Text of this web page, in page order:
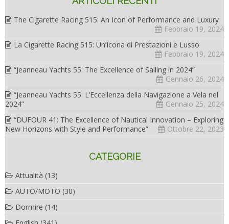
The Cigarette Racing 515: An Icon of Performance and Luxury
Febbraio 19, 2024
La Cigarette Racing 515: Un’Icona di Prestazioni e Lusso
Febbraio 19, 2024
“Jeanneau Yachts 55: The Excellence of Sailing in 2024”
Gennaio 26, 2024
“Jeanneau Yachts 55: L’Eccellenza della Navigazione a Vela nel
2024”
Gennaio 25, 2024
“DUFOUR 41: The Excellence of Nautical Innovation – Exploring
New Horizons with Style and Performance”
Ottobre 22, 2023
CATEGORIE
Attualità (13)
AUTO/MOTO (30)
Dormire (14)